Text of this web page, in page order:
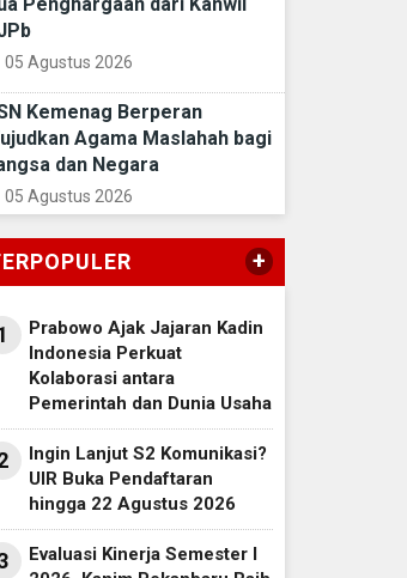
05 Agustus 2026
Kemenag Berperan
Agama Maslahah bagi
dan Negara
05 Agustus 2026
+
Prabowo Ajak Jajaran Kadin
Indonesia Perkuat
Kolaborasi antara
Pemerintah dan Dunia Usaha
Ingin Lanjut S2 Komunikasi?
UIR Buka Pendaftaran
hingga 22 Agustus 2026
Evaluasi Kinerja Semester I